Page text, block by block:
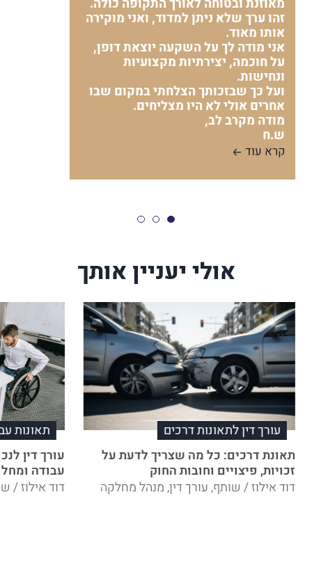
זהו ערך שלא ניתן למדוד, ואני מוקירה
אותו מאוד.
אני מודה לך על השקעה יוצאת דופן,
על חוכמה, יצירתיות מקצועיות
ונחישות.
ועל כך שבזכותך הצלחתי במקום שבו
אחרים אולי לא היו מצליחים.
מודה מקרב לב,
ש.ח
קרא עוד
אולי יעניין אותך
עורך דין לתאונות דרכים
תאונת דרכים: כל מה שצריך לדעת על
זכויות, פיצויים וחובות החוק
דוד אילוז / שותף, עורך דין, מנהל מחלקה
תאונות
עורך דין
עבודה
דוד אילוז /